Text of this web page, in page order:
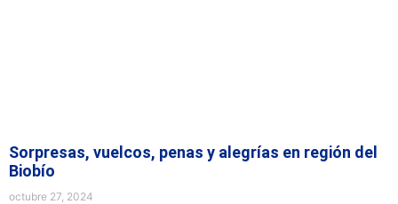
Sorpresas, vuelcos, penas y alegrías en región del
Biobío
octubre 27, 2024